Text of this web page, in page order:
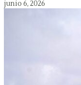
junio 6, 2026